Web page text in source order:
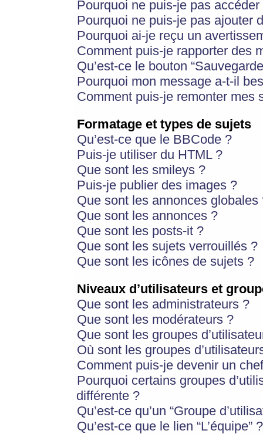
Pourquoi ne puis-je pas
Pourquoi ne puis-je pas ajouter
Pourquoi ai-je reçu un
Comment puis-je rapporter des
Qu’est-ce le bouton
Pourquoi mon message a-t-il
Comment puis-je remonter mes
Formatage et types de sujets
Qu’est-ce que le BBCode ?
Puis-je utiliser du HTML ?
Que sont les smileys ?
Puis-je publier des images ?
Que sont les annonces globales
Que sont les annonces ?
Que sont les posts-it ?
Que sont les sujets verrouillés ?
Que sont les icônes de sujets ?
Niveaux d’utilisateurs et
Que sont les administrateurs ?
Que sont les modérateurs ?
Que sont les groupes
Où sont les groupes
Comment puis-je devenir un
Pourquoi certains groupes
différente ?
Qu’est-ce qu’un “Groupe
Qu’est-ce que le lien “L’équipe” ?